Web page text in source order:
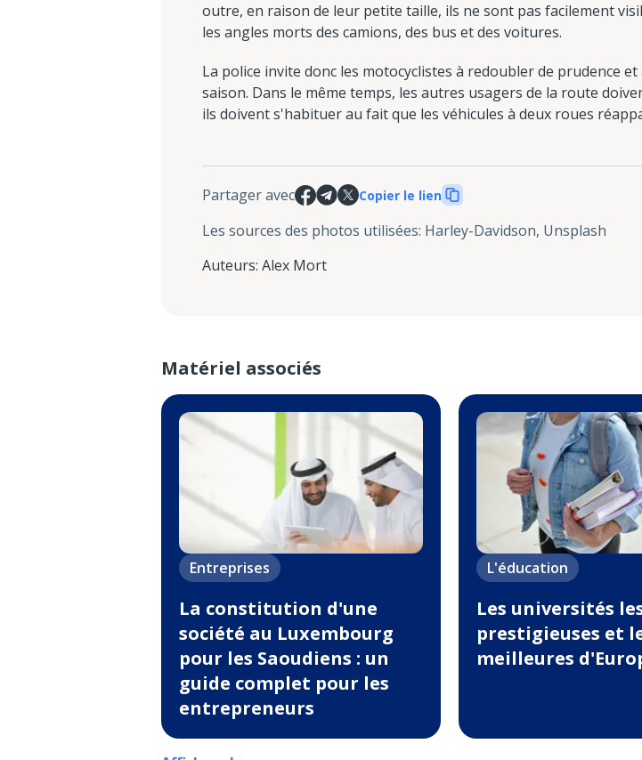
outre, en raison de leur petite taille, ils ne sont pas facilement
les angles morts des camions, des bus et des voitures.
La police invite donc les motocyclistes à redoubler de prudence
saison. Dans le même temps, les autres usagers de la route
ils doivent s'habituer au fait que les véhicules à deux roues
Partager avec Copier le lien
Les sources des photos utilisées: Harley-Davidson, Unsplash
Auteurs: Alex Mort
Matériel associés
Entreprises
La constitution d'une
société au Luxembourg
pour les Saoudiens : un
guide complet pour les
entrepreneurs
L'éducation
Les universités
prestigieuses et
meilleures